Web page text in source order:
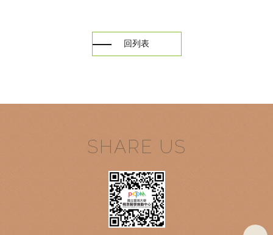
回列表
SHARE US